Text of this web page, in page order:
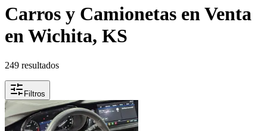
Carros y Camionetas en Venta
en Wichita, KS
249 resultados
Filtros